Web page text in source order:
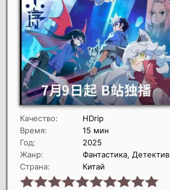
Качество:
HDrip
Время:
15 мин
Год:
2025
Жанр:
Фантастика, Детектив
Страна:
Китай